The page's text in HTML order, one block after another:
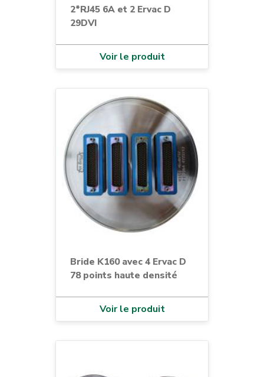
2*RJ45 6A et 2 Ervac D
29DVI
Voir le produit
Bride K160 avec 4 Ervac D
78 points haute densité
Voir le produit